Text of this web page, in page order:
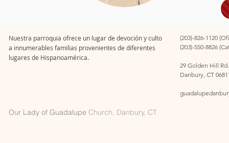
Nuestra parroquia ofrece un lugar de devoción y culto
a innumerables familias provenientes de diferentes
lugares de Hispanoamérica.
(203)-826-1120
(203)-550-8826
29 Golden Hill Rd.
Danbury, CT
Our Lady of Guadalupe Church, Danbury, CT